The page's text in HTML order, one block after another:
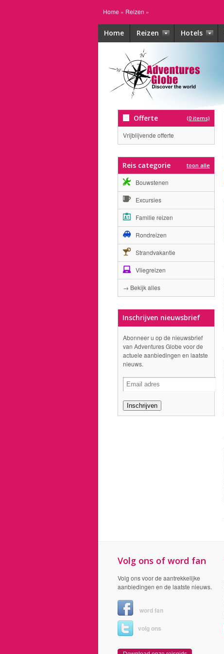
Home » Reizen »
Home Reizen Hotels
Offerte (0 items)
Vrijblijvende offerte
Reis categorie toon alle
Bouwstenen
Excursies
Familie reizen
Rondreizen
Strandvakantie
Vliegreizen
→ Bekijk alles
Inschrijven nieuwsbrief
Abonneer u op de nieuwsbrief
van Adventures Globe voor de
actuele aanbiedingen en laatste
nieuws.
Volg ons of word fan
Volg ons voor de aantrekkelijke
aanbiedingen en de laatste nieuws.
word fan
volg ons